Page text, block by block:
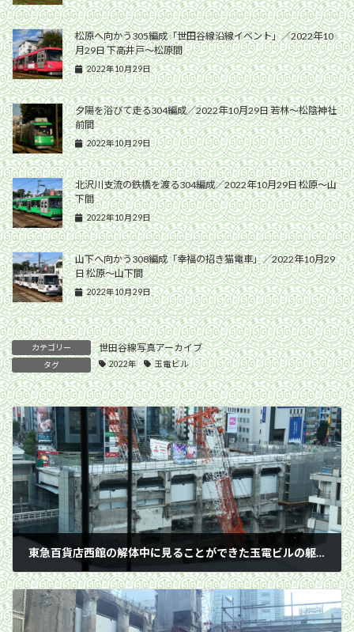
松原へ向かう305編成「世田谷線沿線イベント」／2022年10
月29日 下高井戸〜松原間
2022年10月29日
夕陽を浴びて走る304編成／2022年10月29日 若林〜松陰神社
前間
2022年10月29日
北沢川支流の鉄橋を渡る304編成／2022年10月29日 松原〜山
下間
2022年10月29日
山下へ向かう308編成「幸福の招き猫電車」／2022年10月29
日 松原〜山下間
2022年10月29日
カテゴリー 世田谷線写真アーカイブ
タグ 2022年 玉電ビル
東急百貨店西館の解体中に見ることができた玉電ビルの躯体／2022年8月7日 渋谷駅
2022年8月7日